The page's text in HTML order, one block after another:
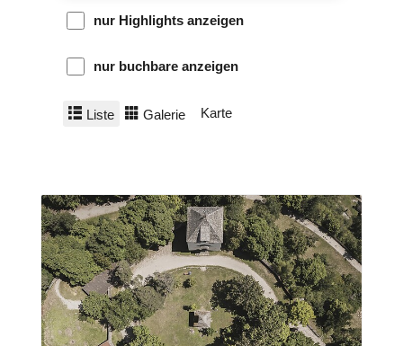
nur Highlights anzeigen
nur buchbare anzeigen
Liste Galerie Karte